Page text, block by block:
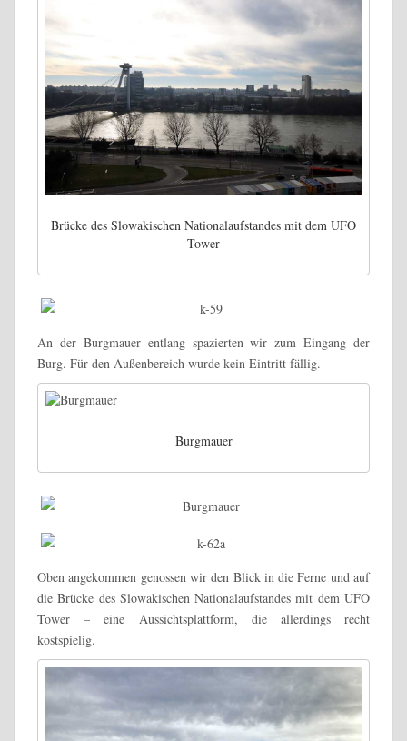
Brücke des Slowakischen Nationalaufstandes mit dem UFO
Tower
An der Burgmauer entlang spazierten wir zum Eingang der
Burg. Für den Außenbereich wurde kein Eintritt fällig.
Burgmauer
Oben angekommen genossen wir den Blick in die Ferne und auf
die Brücke des Slowakischen Nationalaufstandes mit dem UFO
Tower – eine Aussichtsplattform, die allerdings recht
kostspielig.